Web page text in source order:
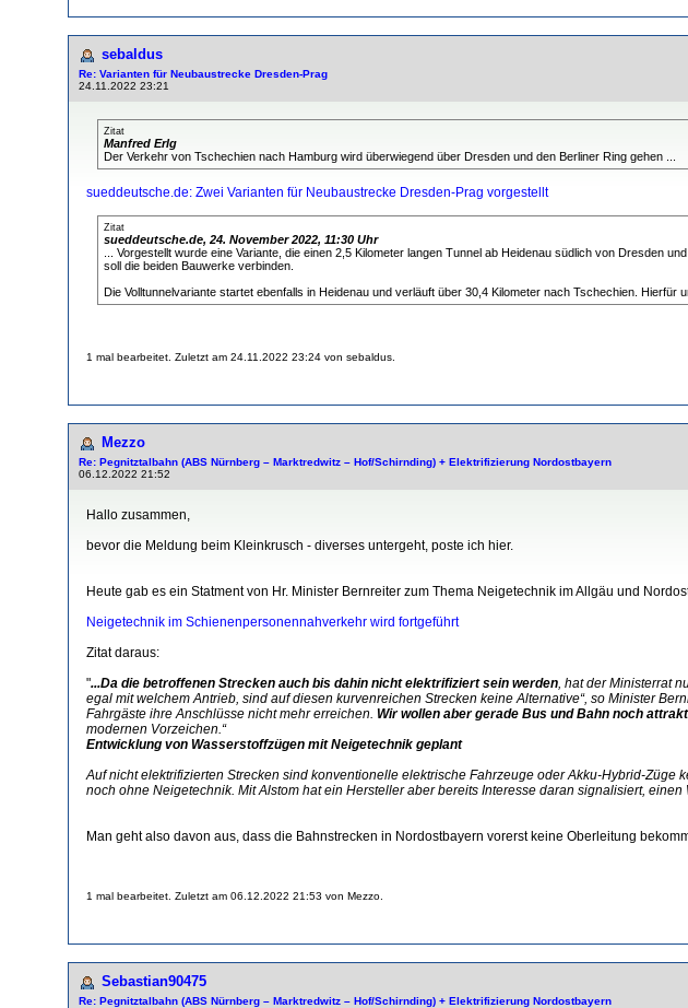
sebaldus
Re: Varianten für Neubaustrecke Dresden-Prag
24.11.2022 23:21
Zitat
Manfred Erlg
Der Verkehr von Tschechien nach Hamburg wird überwiegend über Dresden und den Berliner Ring gehen ...
sueddeutsche.de: Zwei Varianten für Neubaustrecke Dresden-Prag vorgestellt
Zitat
sueddeutsche.de, 24. November 2022, 11:30 Uhr
... Vorgestellt wurde eine Variante, die einen 2,5 Kilometer langen Tunnel ab Heidenau südlich von Dresden
soll die beiden Bauwerke verbinden.
Die Volltunnelvariante startet ebenfalls in Heidenau und verläuft über 30,4 Kilometer nach Tschechien.
1 mal bearbeitet. Zuletzt am 24.11.2022 23:24 von sebaldus.
Mezzo
Re: Pegnitztalbahn (ABS Nürnberg – Marktredwitz – Hof/Schirnding) + Elektrifizierung Nordostbayern
06.12.2022 21:52
Hallo zusammen,
bevor die Meldung beim Kleinkrusch - diverses untergeht, poste ich hier.
Heute gab es ein Statment von Hr. Minister Bernreiter zum Thema Neigetechnik im Allgäu und
Neigetechnik im Schienenpersonennahverkehr wird fortgeführt
Zitat daraus:
"...Da die betroffenen Strecken auch bis dahin nicht elektrifiziert sein werden , hat der Ministerrat
egal mit welchem Antrieb, sind auf diesen kurvenreichen Strecken keine Alternative“, so Minister
Fahrgäste ihre Anschlüsse nicht mehr erreichen. Wir wollen aber gerade Bus und Bahn noch
modernen Vorzeichen.“
Entwicklung von Wasserstoffzügen mit Neigetechnik geplant
Auf nicht elektrifizierten Strecken sind konventionelle elektrische Fahrzeuge oder Akku-Hybrid-Züge
noch ohne Neigetechnik. Mit Alstom hat ein Hersteller aber bereits Interesse daran signalisiert, einen
Man geht also davon aus, dass die Bahnstrecken in Nordostbayern vorerst keine Oberleitung
1 mal bearbeitet. Zuletzt am 06.12.2022 21:53 von Mezzo.
Sebastian90475
Re: Pegnitztalbahn (ABS Nürnberg – Marktredwitz – Hof/Schirnding) + Elektrifizierung Nordostbayern